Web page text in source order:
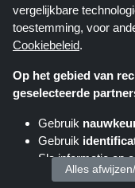
10%
Bestel hier en pak
vergelijkbare
toestemming, voor
Cookiebeleid.
Op het gebied van
geselecteerde
Gebruik
Gebruik
Sla informatie op
Alles